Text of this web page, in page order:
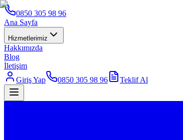
0850 305 98 96
Ana Sayfa
Hizmetlerimiz
Hakkımızda
Blog
İletişim
Giriş Yap
0850 305 98 96 Teklif Al